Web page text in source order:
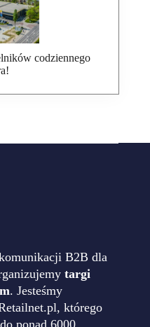
codziennego
B2B dla
targi
. Jesteśmy
którego